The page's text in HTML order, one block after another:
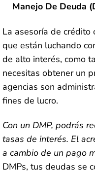
Manejo De Deuda
La asesoría de crédito
que están luchando
de alto interés, como
necesitas obtener un
agencias son
fines de lucro.
Con un DMP, podrás
tasas de interés. El
a cambio de un pago
DMPs, tus deudas se